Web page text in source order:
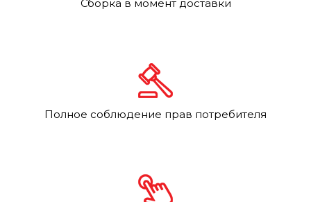
Сборка в момент доставки
Полное соблюдение прав потребителя